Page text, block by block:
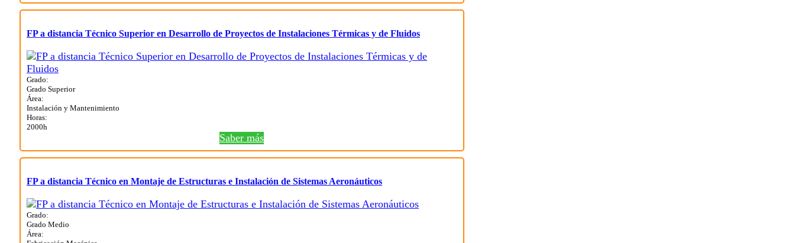
FP a distancia Técnico Superior en Desarrollo de Proyectos de Instalaciones Térmicas y de Fluidos
Grado:
Grado Superior
Área:
Instalación y Mantenimiento
Horas:
2000h
Saber más
FP a distancia Técnico en Montaje de Estructuras e Instalación de Sistemas Aeronáuticos
Grado:
Grado Medio
Área: